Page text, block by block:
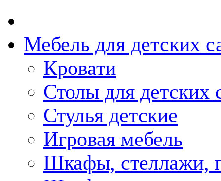
Мебель для детских
Кровати
Столы для детских
Стулья детские
Игровая мебель
Шкафы, стеллажи,